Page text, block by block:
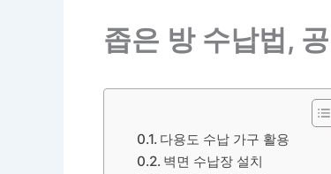
좁은 방 수납법,
다용도 수납 가구 활용
벽면 수납장 설치